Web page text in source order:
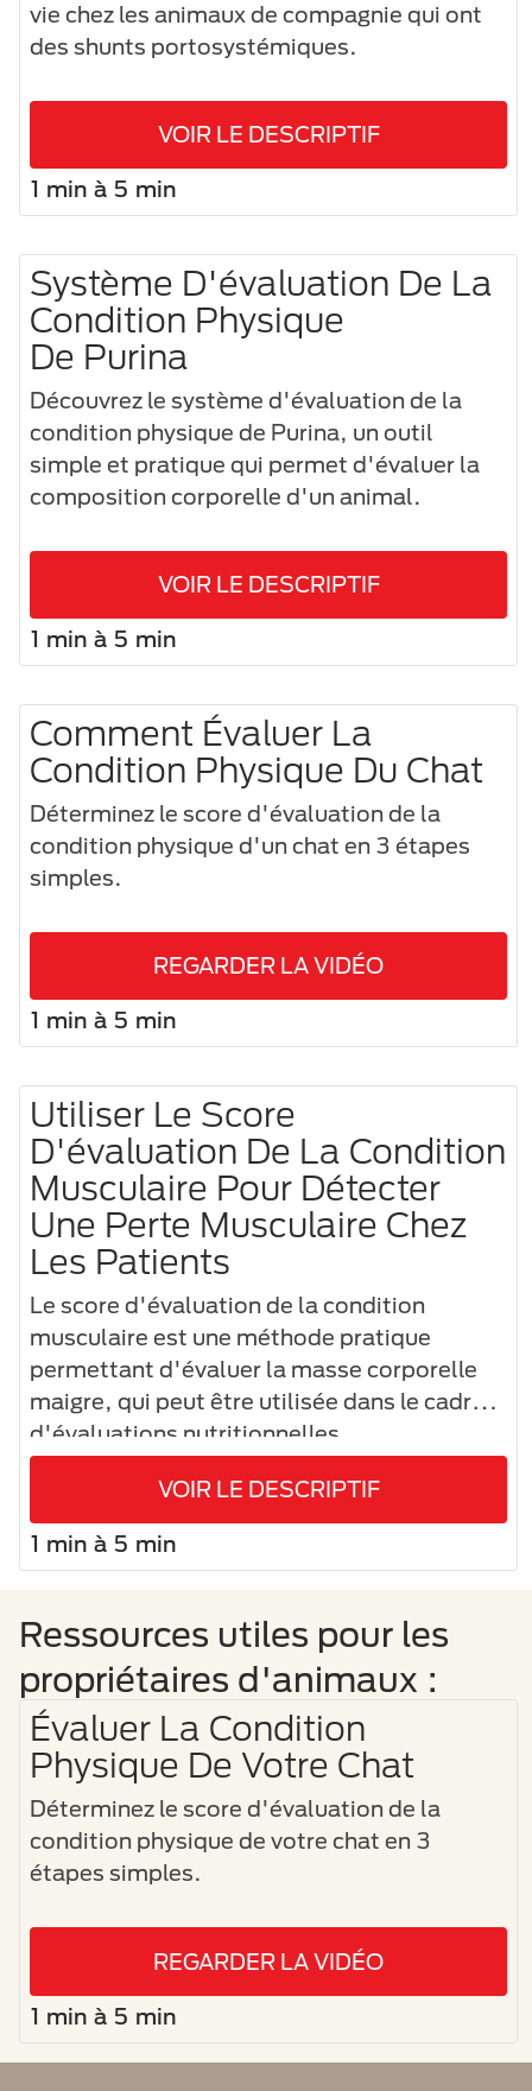
vie chez les animaux de compagnie qui ont
des shunts portosystémiques.
VOIR LE DESCRIPTIF
1 min à 5 min
Système D'évaluation De La
Condition Physique
De Purina
Découvrez le système d'évaluation de la
condition physique de Purina, un outil
simple et pratique qui permet d'évaluer la
composition corporelle d'un animal.
VOIR LE DESCRIPTIF
1 min à 5 min
Comment Évaluer La
Condition Physique Du Chat
Déterminez le score d'évaluation de la
condition physique d'un chat en 3 étapes
simples.
REGARDER LA VIDÉO
1 min à 5 min
Utiliser Le Score
D'évaluation De La Condition
Musculaire Pour Détecter
Une Perte Musculaire Chez
Les Patients
Le score d'évaluation de la condition
musculaire est une méthode pratique
permettant d'évaluer la masse corporelle
maigre, qui peut être utilisée dans le cadre
d'évaluations nutritionnelles.
VOIR LE DESCRIPTIF
1 min à 5 min
Ressources utiles pour les
propriétaires d'animaux :
Évaluer La Condition
Physique De Votre Chat
Déterminez le score d'évaluation de la
condition physique de votre chat en 3
étapes simples.
REGARDER LA VIDÉO
1 min à 5 min